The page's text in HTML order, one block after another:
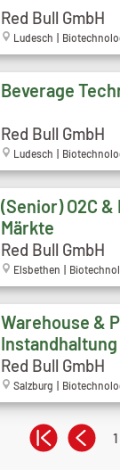
Red Bull GmbH
Ludesch |
Beverage
Red Bull GmbH
Ludesch |
(Senior) O2C
Märkte
Red Bull GmbH
Elsbethen |
Warehouse &
Instandhaltung
Red Bull GmbH
Salzburg |